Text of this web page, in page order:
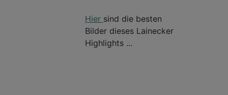
Hier sind die besten
Bilder dieses Lainecker
Highlights ...